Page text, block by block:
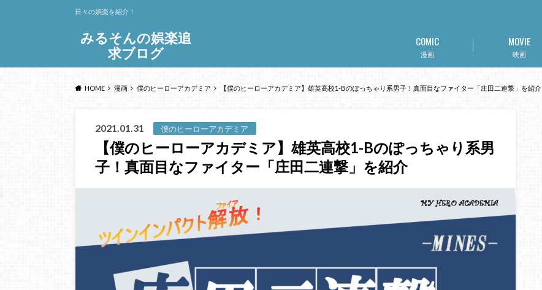
みるそんの娯楽追
求ブログ
日々の娯楽を紹介！
漫画
COMIC
映画
MOVIE
HOME 漫画 僕のヒーローアカデミア 【僕のヒーローアカデミア】雄英高校1-Bのぽっちゃり系男子！真面目なファイター「庄田二連撃」を紹介
2021.01.31 僕のヒーローアカデミア
【僕のヒーローアカデミア】雄英高校1-Bのぽっちゃり系男
子！真面目なファイター「庄田二連撃」を紹介